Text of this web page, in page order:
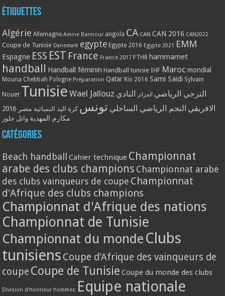
Étiquettes
Algérie Allemagne Amine Bannour angola CA CAN CAN 2016 CAN2022
Coupe de Tunisie Danemark egypte Egypte 2016 Egypte 2021 EMM
Espagne ESS EST France France 2017 FTHB hammamet
handball Handball féminin Handball tunisie IHF Maroc mondial
Mouna Chebbah Pologne Préparation Qatar Rio 2016 Sami Saidi Sylvain
Nouet Tunisie Wael Jallouz الترجي الرياضي الجزائر النادي
الافريقي النجم الرياضي الساحلي تونس كرة اليد النسائية مصر 2016
مكارم المهدية وائل جلوز
Catégories
Beach handball Cahier technique Championnat
arabe des clubs champions Championnat arabe
des clubs vainqueurs de coupe Championnat
d'Afrique des clubs champions
Championnat d'Afrique des nations
Championnat de Tunisie
Championnat du monde Clubs
tunisiens Coupe d'Afrique des vainqueurs de
coupe Coupe de Tunisie Coupe du monde des clubs
Division d'honneur hommes Equipe nationale